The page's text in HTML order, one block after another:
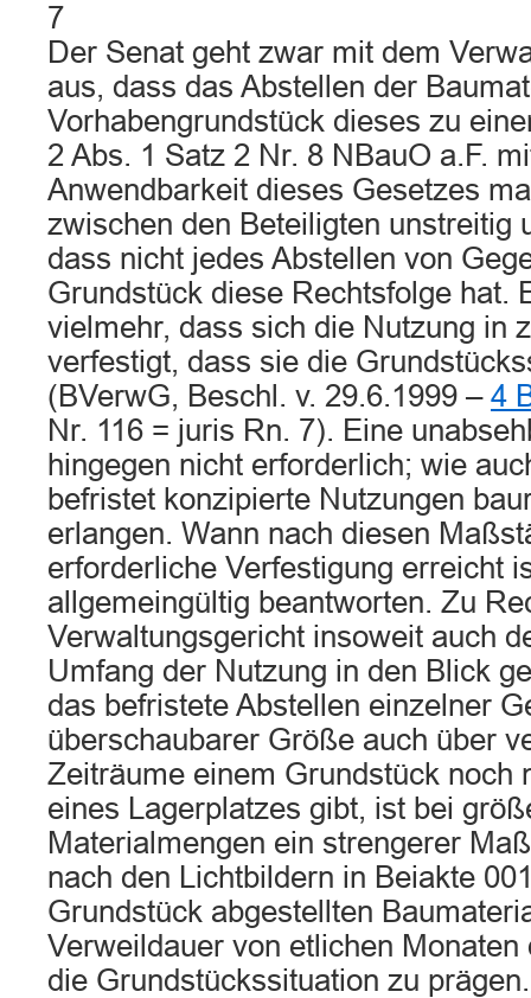
7
Der Senat geht zwar mit dem
aus, dass das Abstellen der
Vorhabengrundstück dieses zu
2 Abs. 1 Satz 2 Nr. 8 NBauO a.F.
Anwendbarkeit dieses Gesetzes
zwischen den Beteiligten unstreitig
dass nicht jedes Abstellen von
Grundstück diese Rechtsfolge hat.
vielmehr, dass sich die Nutzung in
verfestigt, dass sie die
(BVerwG, Beschl. v. 29.6.1999 – 4
Nr. 116 = juris Rn. 7). Eine
hingegen nicht erforderlich; wie
befristet konzipierte Nutzungen
erlangen. Wann nach diesen
erforderliche Verfestigung erreicht
allgemeingültig beantworten. Zu
Verwaltungsgericht insoweit auch
Umfang der Nutzung in den Blick
das befristete Abstellen einzelner
überschaubarer Größe auch über
Zeiträume einem Grundstück noch
eines Lagerplatzes gibt, ist bei
Materialmengen ein strengerer
nach den Lichtbildern in Beiakte
Grundstück abgestellten
Verweildauer von etlichen Monaten
die Grundstückssituation zu prägen.